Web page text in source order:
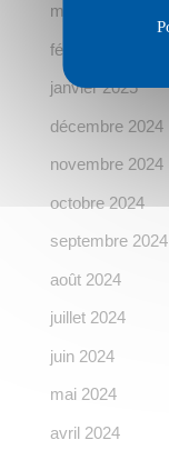
mars 2025
février 2025
janvier 2025
décembre 2024
novembre 2024
octobre 2024
septembre 2024
août 2024
juillet 2024
juin 2024
mai 2024
avril 2024